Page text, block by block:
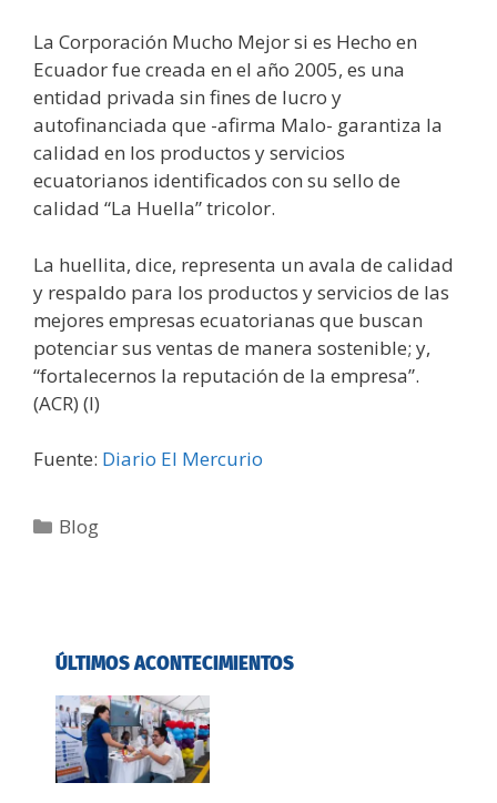
La Corporación Mucho Mejor si es Hecho en
Ecuador fue creada en el año 2005, es una
entidad privada sin fines de lucro y
autofinanciada que -afirma Malo- garantiza la
calidad en los productos y servicios
ecuatorianos identificados con su sello de
calidad “La Huella” tricolor.
La huellita, dice, representa un avala de calidad
y respaldo para los productos y servicios de las
mejores empresas ecuatorianas que buscan
potenciar sus ventas de manera sostenible; y,
“fortalecernos la reputación de la empresa”.
(ACR) (I)
Fuente: Diario El Mercurio
Blog
ÚLTIMOS ACONTECIMIENTOS